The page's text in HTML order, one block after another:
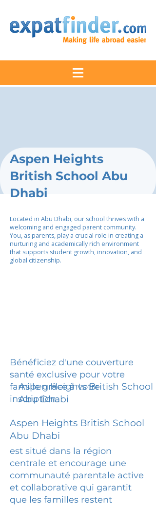
Aspen Heights
British School Abu
Dhabi
Located in Abu Dhabi, our school thrives with a
welcoming and engaged parent community.
You, as parents, play a crucial role in creating a
nurturing and academically rich environment
that supports student growth, innovation, and
global citizenship.
Bénéficiez d'une couverture
santé exclusive pour votre
famille grâce à votre
inscription.
Aspen Heights British School
Abu Dhabi
Aspen Heights British School
Abu Dhabi
est situé dans la région
centrale et encourage une
communauté parentale active
et collaborative qui garantit
que les familles restent